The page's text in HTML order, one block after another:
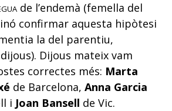
de l’endemà (femella del
confirmar aquesta hipòtesi
la del parentiu,
Dijous mateix vam
correctes més: Marta
de Barcelona, Anna Garcia
i Joan Bansell de Vic.